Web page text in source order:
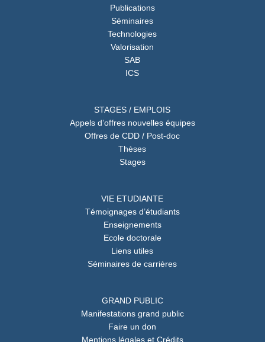
Publications
Séminaires
Technologies
Valorisation
SAB
ICS
STAGES / EMPLOIS
Appels d’offres nouvelles équipes
Offres de CDD / Post-doc
Thèses
Stages
VIE ETUDIANTE
Témoignages d’étudiants
Enseignements
Ecole doctorale
Liens utiles
Séminaires de carrières
GRAND PUBLIC
Manifestations grand public
Faire un don
Mentions légales et Crédits